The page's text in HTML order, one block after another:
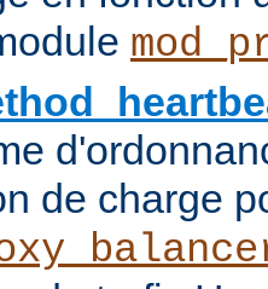
de charge